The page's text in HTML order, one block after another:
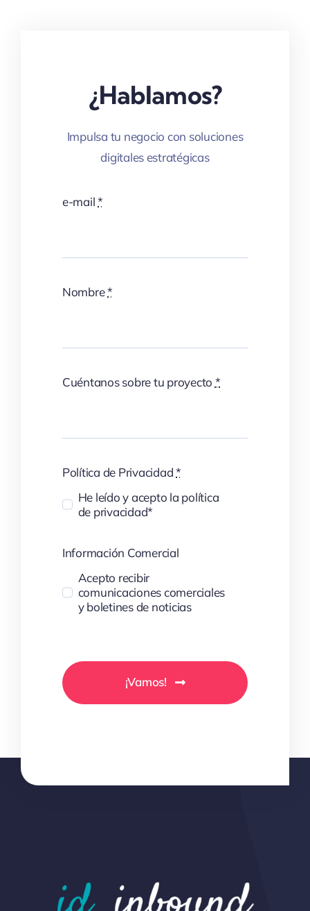
¿Hablamos?
Impulsa tu negocio con soluciones
digitales estratégicas
e-mail*
Nombre*
Cuéntanos sobre tu proyecto *
Política de Privacidad*
He leído y acepto la política
de privacidad*
Información Comercial
Acepto recibir
comunicaciones comerciales
y boletines de noticias
¡Vamos!